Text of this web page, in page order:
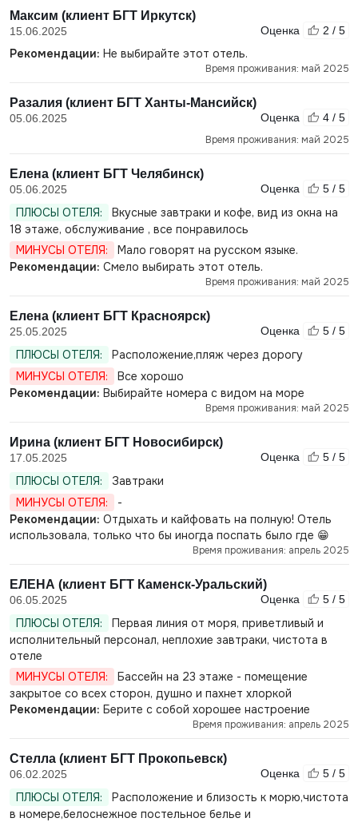
Максим (клиент БГТ Иркутск)
15.06.2025 Оценка 2 / 5
Рекомендации: Не выбирайте этот отель.
Время проживания: май 2025
Разалия (клиент БГТ Ханты-Мансийск)
05.06.2025 Оценка
4 / 5
Время проживания: май 2025
Елена (клиент БГТ Челябинск)
05.06.2025 Оценка 5 / 5
ПЛЮСЫ ОТЕЛЯ:
Вкусные завтраки и кофе, вид из окна на
18 этаже, обслуживание , все понравилось
МИНУСЫ ОТЕЛЯ:
Мало говорят на русском языке.
Рекомендации: Смело выбирать этот отель.
Время проживания: май 2025
Елена (клиент БГТ Красноярск)
25.05.2025 Оценка 5 / 5
ПЛЮСЫ ОТЕЛЯ:
Расположение,пляж через дорогу
МИНУСЫ ОТЕЛЯ:
Все хорошо
Рекомендации: Выбирайте номера с видом на море
Время проживания: май 2025
Ирина (клиент БГТ Новосибирск)
17.05.2025 Оценка 5 / 5
ПЛЮСЫ ОТЕЛЯ:
Завтраки
МИНУСЫ ОТЕЛЯ:
-
Рекомендации: Отдыхать и кайфовать на полную! Отель
использовала, только что бы иногда поспать было где 😁
Время проживания: апрель 2025
ЕЛЕНА (клиент БГТ Каменск-Уральский)
06.05.2025 Оценка 5 / 5
ПЛЮСЫ ОТЕЛЯ:
Первая линия от моря, приветливый и
исполнительный персонал, неплохие завтраки, чистота в
отеле
МИНУСЫ ОТЕЛЯ:
Бассейн на 23 этаже - помещение
закрытое со всех сторон, душно и пахнет хлоркой
Рекомендации: Берите с собой хорошее настроение
Время проживания: апрель 2025
Стелла (клиент БГТ Прокопьевск)
06.02.2025 Оценка 5 / 5
ПЛЮСЫ ОТЕЛЯ:
Расположение и близость к морю,чистота
в номере,белоснежное постельное белье и